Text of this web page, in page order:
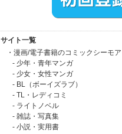
サイト一覧
・漫画/電子書籍のコミックシーモア
- 少年・青年マンガ
- 少女・女性マンガ
- BL（ボーイズラブ）
- TL・レディコミ
- ライトノベル
- 雑誌・写真集
- 小説・実用書